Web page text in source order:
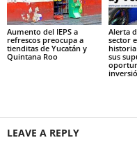
Aumento del IEPS a
refrescos preocupa a
tienditas de Yucatán y
Quintana Roo
Alerta
sector
historia
sus
LEAVE A REPLY